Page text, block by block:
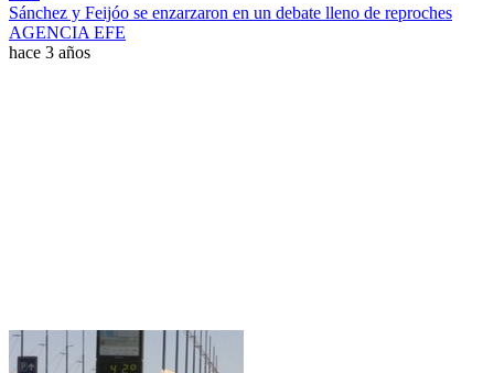
Sánchez y Feijóo se enzarzaron en un debate lleno de reproches
AGENCIA EFE
hace 3 años